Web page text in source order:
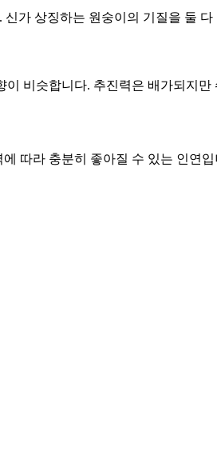
가 상징하는 원숭이의 기질을 둘
비슷합니다. 추진력은 배가되지
따라 충분히 좋아질 수 있는 인연